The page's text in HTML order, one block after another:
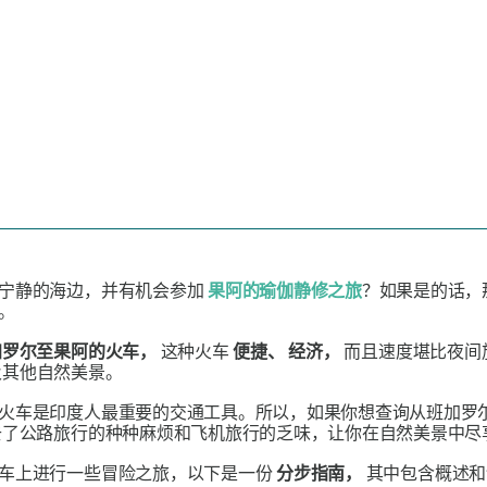
静的海边，并有机会参加果阿的瑜伽静修之旅？如果是的话
尔至果阿的火车，
这种火车便捷、 经济，而且速度堪比夜
他自然美景。
车是印度人最重要的交通工具。所以，如果你想查询从班加
公路旅行的种种麻烦和飞机旅行的乏味，让你在自然美景中
上进行一些冒险之旅，以下是一份分步指南， 其中包含概述